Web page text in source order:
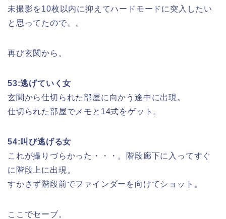
未撮影を10枚以内に抑えてハードモードに突入したい
と思ってたので。。
再び玄関から。
53:逃げていく女
玄関から仕切られた部屋に向かう途中に出現。
仕切られた部屋でメモと14式をゲット。
54:叫び逃げる女
これが撮りづらかった・・・。階段廊下に入ってすぐ
に階段上に出現。
すかさず階段前でファインダーを向けてショット。
ここでセーブ。